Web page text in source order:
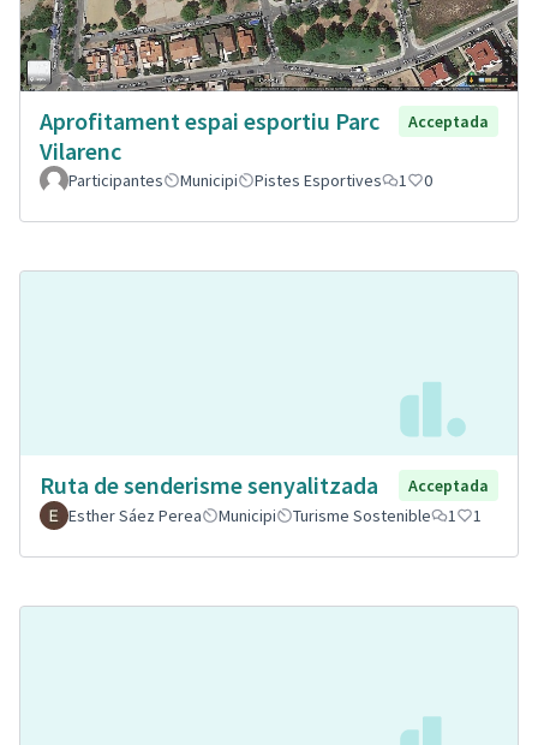
Aprofitament espai esportiu Parc
Vilarenc
Acceptada
Participantes Municipi Pistes Esportives 1 0
Ruta de senderisme senyalitzada
Acceptada
Esther Sáez Perea
Municipi Turisme Sostenible 1 1